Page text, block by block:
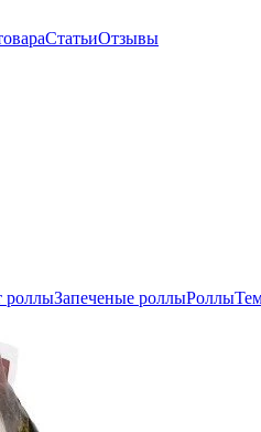
СтатьиОтзывы
роллыЗапеченые роллыРоллы